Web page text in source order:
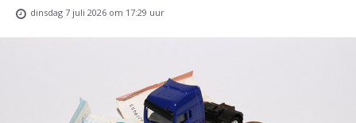
dinsdag 7 juli 2026 om 17:29 uur